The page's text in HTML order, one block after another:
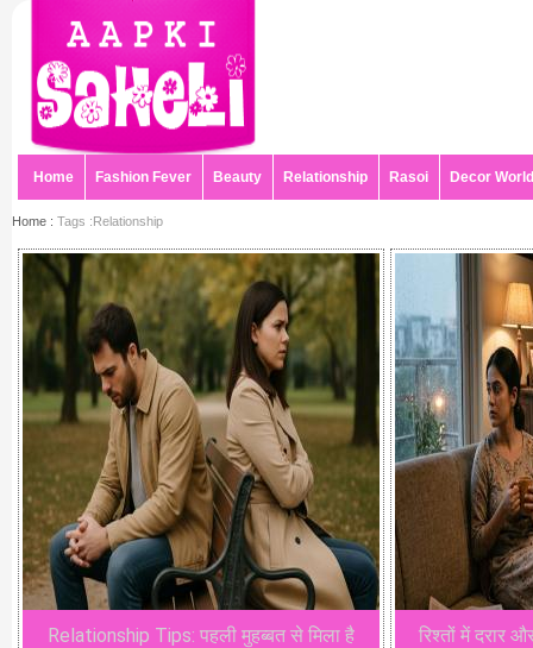
Home Fashion Fever Beauty Relationship Rasoi Decor World
Home : Tags :Relationship
Relationship Tips: पहली मुहब्बत से मिला है
रिश्तों में दरार